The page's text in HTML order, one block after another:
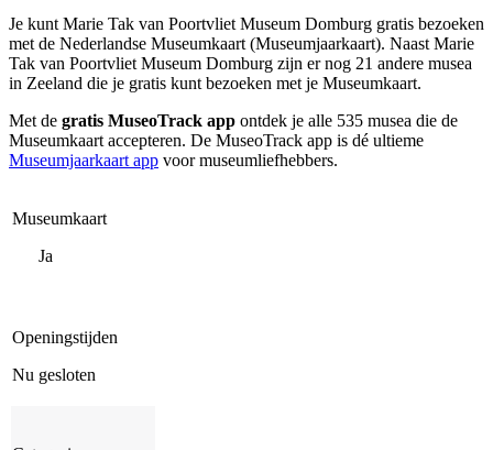
Je kunt Marie Tak van Poortvliet Museum Domburg gratis bezoeken
met de Nederlandse Museumkaart (Museumjaarkaart). Naast Marie
Tak van Poortvliet Museum Domburg zijn er nog 21 andere musea
in Zeeland die je gratis kunt bezoeken met je Museumkaart.
Met de gratis MuseoTrack app ontdek je alle 535 musea die de
Museumkaart accepteren. De MuseoTrack app is dé ultieme
Museumjaarkaart app voor museumliefhebbers.
Museumkaart
Ja
Openingstijden
Nu gesloten